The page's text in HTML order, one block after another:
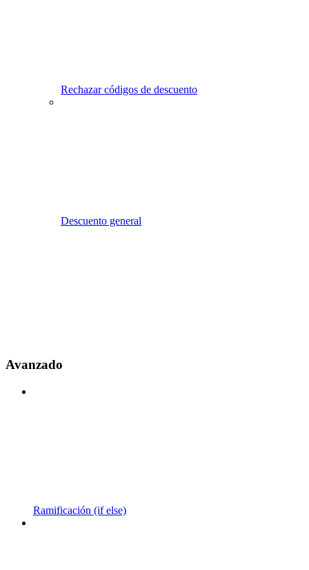
Rechazar códigos de descuento
Descuento general
Avanzado
Ramificación (if else)